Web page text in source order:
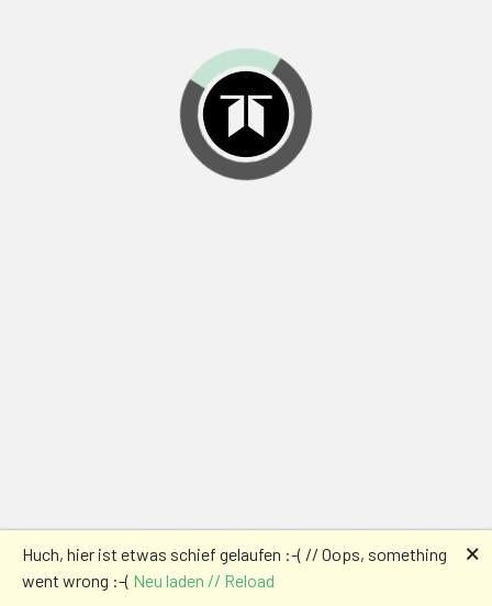
Huch, hier ist etwas schief gelaufen :-( // Oops, something
went wrong :-( Neu laden // Reload
🗙